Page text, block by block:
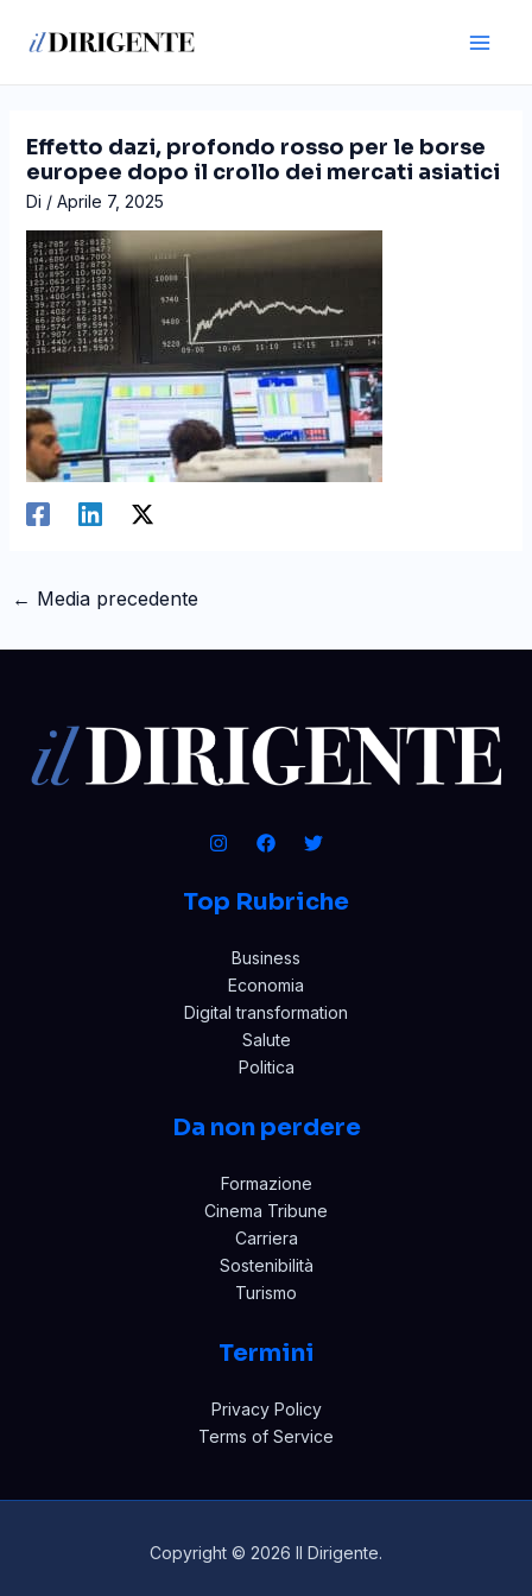
Effetto dazi, profondo rosso per le borse
europee dopo il crollo dei mercati asiatici
Di / Aprile 7, 2025
articoli
← Media precedente
Top Rubriche
Business
Economia
Digital transformation
Salute
Politica
Da non perdere
Formazione
Cinema Tribune
Carriera
Sostenibilità
Turismo
Termini
Privacy Policy
Terms of Service
Copyright © 2026 Il Dirigente.